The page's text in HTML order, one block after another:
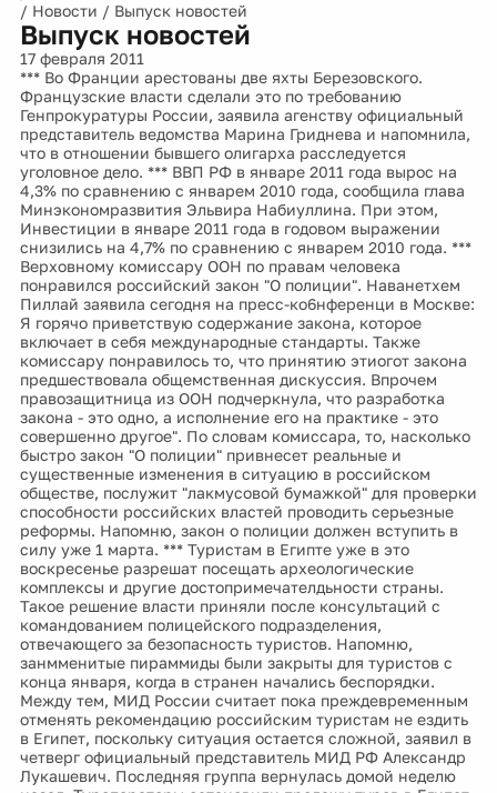
/ Новости / Выпуск новостей
Выпуск новостей
17 февраля 2011
*** Во Франции арестованы две яхты Березовского.
Французские власти сделали это по требованию
Генпрокуратуры России, заявила агенству официальный
представитель ведомства Марина Гриднева и напомнила,
что в отношении бывшего олигарха расследуется
уголовное дело. *** ВВП РФ в январе 2011 года вырос на
4,3% по сравнению с январем 2010 года, сообщила глава
Минэкономразвития Эльвира Набиуллина. При этом,
Инвестиции в январе 2011 года в годовом выражении
снизились на 4,7% по сравнению с январем 2010 года. ***
Верховному комиссару ООН по правам человека
понравился российский закон "О полиции". Наванетхем
Пиллай заявила сегодня на пресс-ко6нференци в Москве:
Я горячо приветствую содержание закона, которое
включает в себя международные стандарты. Также
комиссару понравилось то, что принятию этиогот закона
предшествовала общемственная дискуссия. Впрочем
правозащитница из ООН подчеркнула, что разработка
закона - это одно, а исполнение его на практике - это
совершенно другое". По словам комиссара, то, насколько
быстро закон "О полиции" привнесет реальные и
существенные изменения в ситуацию в российском
обществе, послужит "лакмусовой бумажкой" для проверки
способности российских властей проводить серьезные
реформы. Напомню, закон о полиции должен вступить в
силу уже 1 марта. *** Туристам в Египте уже в это
воскресенье разрешат посещать археологические
комплексы и другие достопримечателдьности страны.
Такое решение власти приняли после консультаций с
командованием полицейского подразделения,
отвечающего за безопасность туристов. Напомню,
занмменитые пираммиды были закрыты для туристов с
конца января, когда в странен начались беспорядки.
Между тем, МИД России считает пока преждевременным
отменять рекомендацию российским туристам не ездить
в Египет, поскольку ситуация остается сложной, заявил в
четверг официальный представитель МИД РФ Александр
Лукашевич. Последняя группа вернулась домой неделю